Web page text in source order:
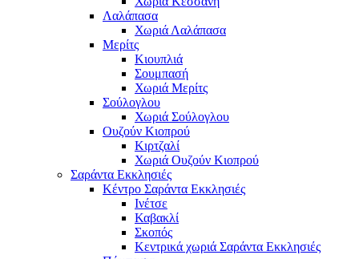
Λαλάπασα
Χωριά Λαλάπασα
Μερίτς
Κιουπλιά
Σουμπασή
Χωριά Μερίτς
Σούλογλου
Χωριά Σούλογλου
Ουζούν Κιοπρού
Κιρτζαλί
Χωριά Ουζούν Κιοπρού
Σαράντα Εκκλησιές
Κέντρο Σαράντα Εκκλησιές
Ινέτσε
Καβακλί
Σκοπός
Κεντρικά χωριά Σαράντα Εκκλησιές